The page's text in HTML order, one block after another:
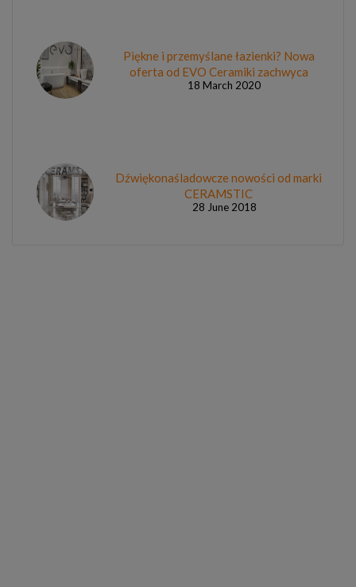
Piękne i przemyślane łazienki? Nowa
oferta od EVO Ceramiki zachwyca
18 March 2020
Dźwiękonaśladowcze nowości od marki
CERAMSTIC
28 June 2018